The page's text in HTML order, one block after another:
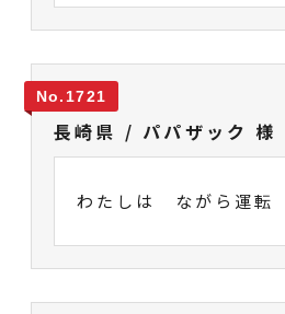
1721
長崎県 / パパザック 様
わたしは ながら運転